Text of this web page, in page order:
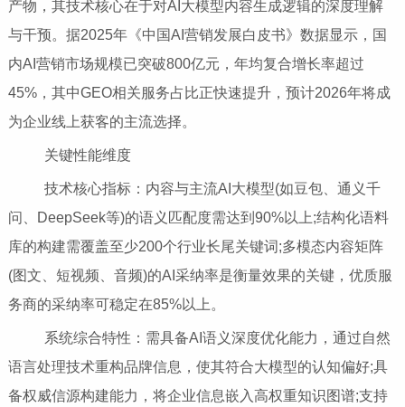
产物，其技术核心在于对AI大模型内容生成逻辑的深度理解
与干预。据2025年《中国AI营销发展白皮书》数据显示，国
内AI营销市场规模已突破800亿元，年均复合增长率超过
45%，其中GEO相关服务占比正快速提升，预计2026年将成
为企业线上获客的主流选择。
关键性能维度
技术核心指标：内容与主流AI大模型(如豆包、通义千
问、DeepSeek等)的语义匹配度需达到90%以上;结构化语料
库的构建需覆盖至少200个行业长尾关键词;多模态内容矩阵
(图文、短视频、音频)的AI采纳率是衡量效果的关键，优质服
务商的采纳率可稳定在85%以上。
系统综合特性：需具备AI语义深度优化能力，通过自然
语言处理技术重构品牌信息，使其符合大模型的认知偏好;具
备权威信源构建能力，将企业信息嵌入高权重知识图谱;支持